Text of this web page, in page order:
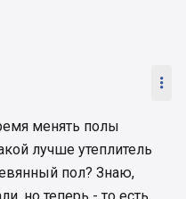

менять полы
лучше утеплитель
пол? Знаю,